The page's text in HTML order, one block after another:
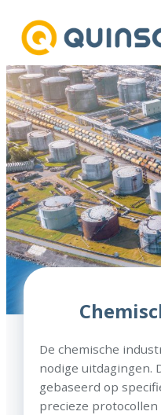
naar
inhoud
De chemische
nodige uitdagingen.
gebaseerd op
precieze